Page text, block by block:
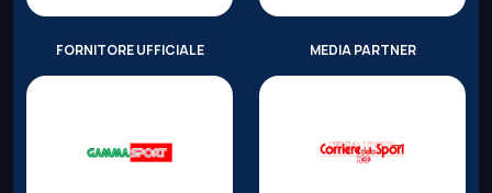
FORNITORE UFFICIALE MEDIA PARTNER